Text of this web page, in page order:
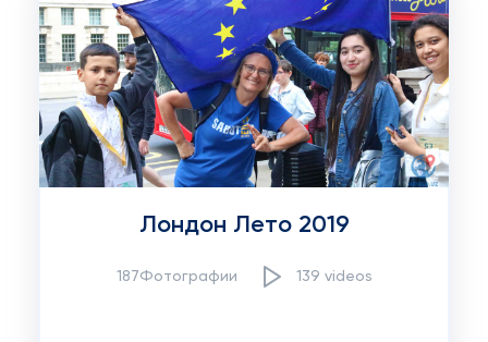
Лондон Лето 2019
187Фотографии 139 videos